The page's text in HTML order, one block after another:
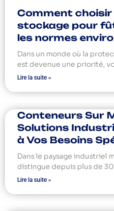
Comment
stockage pour
les normes
Dans un monde où la
est devenue une priorité,
Lire la suite »
Conteneurs Sur
Solutions
à Vos Besoins
Dans le paysage industriel
distingue depuis plus de 30
Lire la suite »